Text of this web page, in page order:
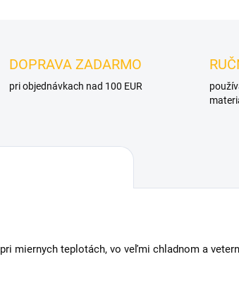
DOPRAVA ZADARMO
pri objednávkach nad 100 EUR
pri miernych teplotách, vo veľmi chladnom a